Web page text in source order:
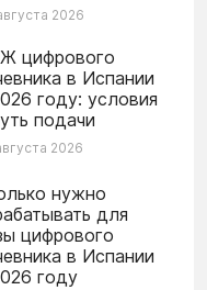
2026
цифрового
в Испании
году: условия
подачи
2026
нужно
для
цифрового
в Испании
году